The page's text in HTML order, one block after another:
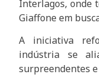
Interlagos, onde
Giaffone em
A iniciativa
indústria se
surpreendentes